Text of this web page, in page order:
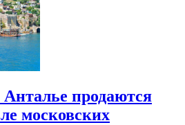
продаются
московских